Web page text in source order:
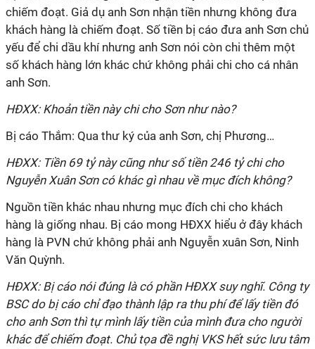
chiếm đoạt. Giả dụ anh Sơn nhận tiền nhưng không đưa
khách hàng là chiếm đoạt. Số tiền bị cáo đưa anh Sơn chủ
yếu để chi dầu khí nhưng anh Sơn nói còn chi thêm một
số khách hàng lớn khác chứ không phải chi cho cá nhân
anh Sơn.
HĐXX: Khoản tiền này chi cho Sơn như nào?
Bị cáo Thắm: Qua thư ký của anh Sơn, chị Phương…
HĐXX: Tiền 69 tỷ này cũng như số tiền 246 tỷ chi cho
Nguyễn Xuân Sơn có khác gì nhau về mục đích không?
Nguồn tiền khác nhau nhưng mục đích chi cho khách
hàng là giống nhau. Bị cáo mong HĐXX hiểu ở đây khách
hàng là PVN chứ không phải anh Nguyễn xuân Sơn, Ninh
Văn Quỳnh.
HĐXX: Bị cáo nói đúng là có phần HĐXX suy nghĩ. Công ty
BSC do bị cáo chỉ đạo thành lập ra thu phí để lấy tiền đó
cho anh Sơn thì tự mình lấy tiền của mình đưa cho người
khác để chiếm đoạt. Chủ tọa đề nghị VKS hết sức lưu tâm